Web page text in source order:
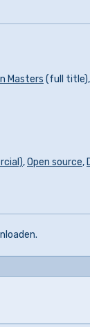
Masters (full title),
,Open source,